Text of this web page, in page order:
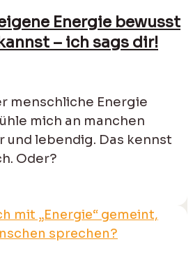
Energie bewusst
– ich sags dir!
menschliche Energie
mich an manchen
und lebendig. Das kennst
Oder?